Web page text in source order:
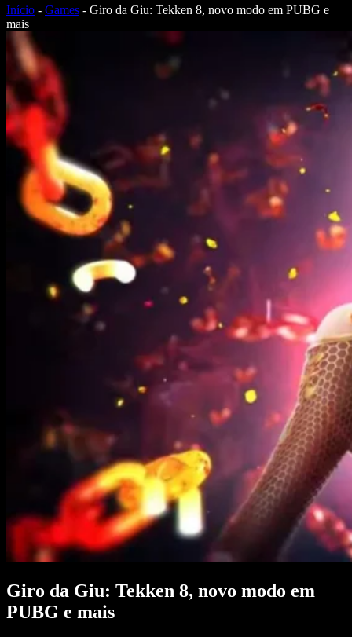
Início - Games - Giro da Giu: Tekken 8, novo modo em PUBG e
mais
Giro da Giu: Tekken 8, novo modo em
PUBG e mais